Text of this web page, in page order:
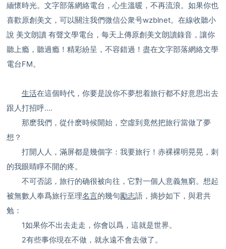
緬懷時光。文字部落網絡電台，心生溫暖，不再流浪。如果你也
喜歡原創美文，可以關注我們微信公衆号wzblnet。在線收聽小
說 美文朗讀 有聲文學電台，每天上傳原創美文朗讀錄音，讓你
聽上瘾，聽過瘾！精彩紛呈，不容錯過！盡在文字部落網絡文學
電台FM。
生活在這個時代，你要是說你不夢想着旅行都不好意思出去
跟人打招呼....
那麽我們，從什麽時候開始，空虛到竟然把旅行當做了夢
想？
打開人人，滿屏都是幾個字：我要旅行！赤裸裸明晃晃，刺
的我眼睛睜不開的疼。
不可否認，旅行的确很被向往，它對一個人意義無窮。想起
被無數人奉爲旅行至理名言的幾句勵志語，摘抄如下，與君共
勉：
1如果你不出去走走，你會以爲，這就是世界。
2有些事你現在不做，就永遠不會去做了。